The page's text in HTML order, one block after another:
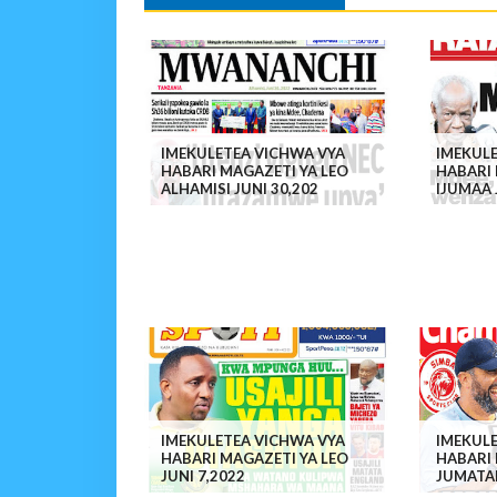
IMEKULETEA VICHWA VYA
HABARI MAGAZETI YA LEO
ALHAMISI JUNI 30,202
HABARI
IJUMAA
IMEKULETEA VICHWA VYA
HABARI MAGAZETI YA LEO
JUNI 7,2022
HABARI